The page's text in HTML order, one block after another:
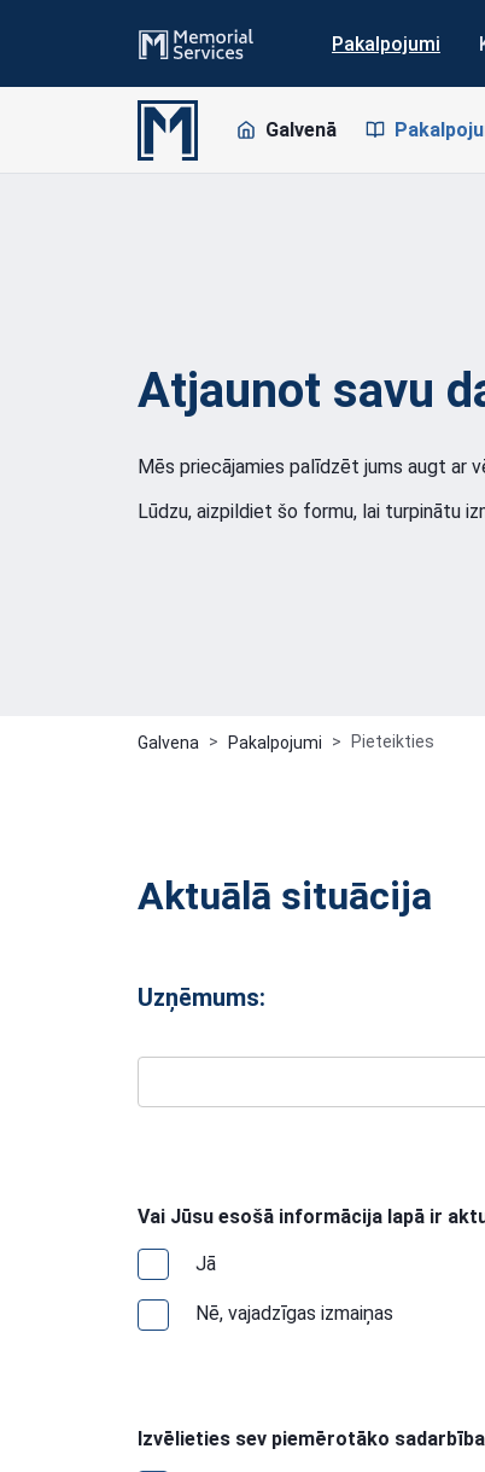
Pakalpojumi
Galvenā
Atjaunot savu
Mēs priecājamies palīdzēt jums augt ar
Lūdzu, aizpildiet šo formu, lai turpinātu
Galvena Pakalpojumi Pieteikties
Aktuālā situācija
Uzņēmums:
Vai Jūsu esošā informācija lapā ir
Jā
Nē, vajadzīgas izmaiņas
Izvēlieties sev piemērotāko